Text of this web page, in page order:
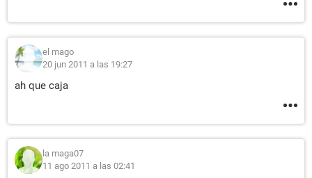
el mago
20 jun 2011 a las 19:27
ah que caja
la maga07
11 ago 2011 a las 02:41